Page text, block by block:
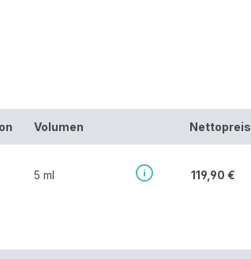
Volumen Nettopreis
5 ml 119,90 €